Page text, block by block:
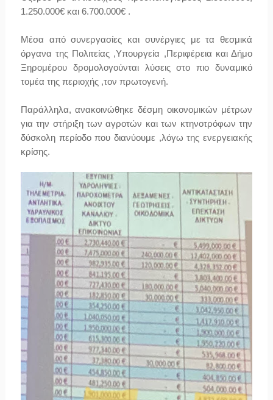
1.250.000€ και 6.700.000€ .
Μέσα από συνεργασίες και συνέργιες με τα θεσμικά
όργανα της Πολιτείας ,Υπουργεία ,Περιφέρεια και Δήμο
Ξηρομέρου δρομολογούνται λύσεις στο πιο δυναμικό
τομέα της περιοχής ,τον πρωτογενή.
Παράλληλα, ανακοινώθηκε δέσμη οικονομικών μέτρων
για την στήριξη των αγροτών και των κτηνοτρόφων την
δύσκολη περίοδο που διανύουμε ,λόγω της ενεργειακής
κρίσης.